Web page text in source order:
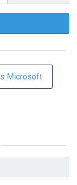
Microsoft